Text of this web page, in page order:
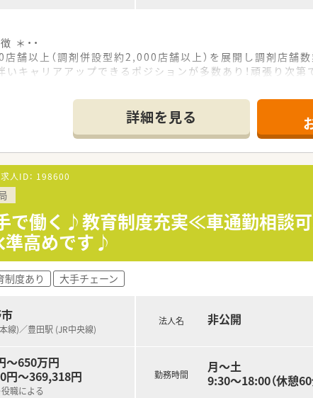
＊・・
舗以上（調剤併設型約2,000店舗以上）を展開し調剤店舗数
キャリアアップできるポジションが多数あり！頑張り次第
合わせ、豊富な社内研修や外部組織と連携した研修を用意
の会社だからこそ活躍できるキャリアパスが多種多様に用意
い、エリアマネジャーや営業部長等のマネジメントのポジシ
の専門性を活かせるスペシャリストを目指すことも可能です
理部門や商品部門等の本社スタッフなど活動領域は多種多
年々増加しており、在宅医療へもしっかりと関わる事がで
まで取得が可能で、時短制度は小学5年生まで時短勤務がで
日とワークライフバランスが整っています
薬まで、従業員割引制度など嬉しいメリットもたくさんあ
詳細を見る
人ID： 198600
手で働く♪教育制度充実≪車通勤相談
準高めです♪
制度あり 大手チェーン
線)／豊田駅 (JR中央線)
～650万円
円～369,318円
役職による
法人名 非公開
勤務時間
月～土
9:30〜18:00（休憩60